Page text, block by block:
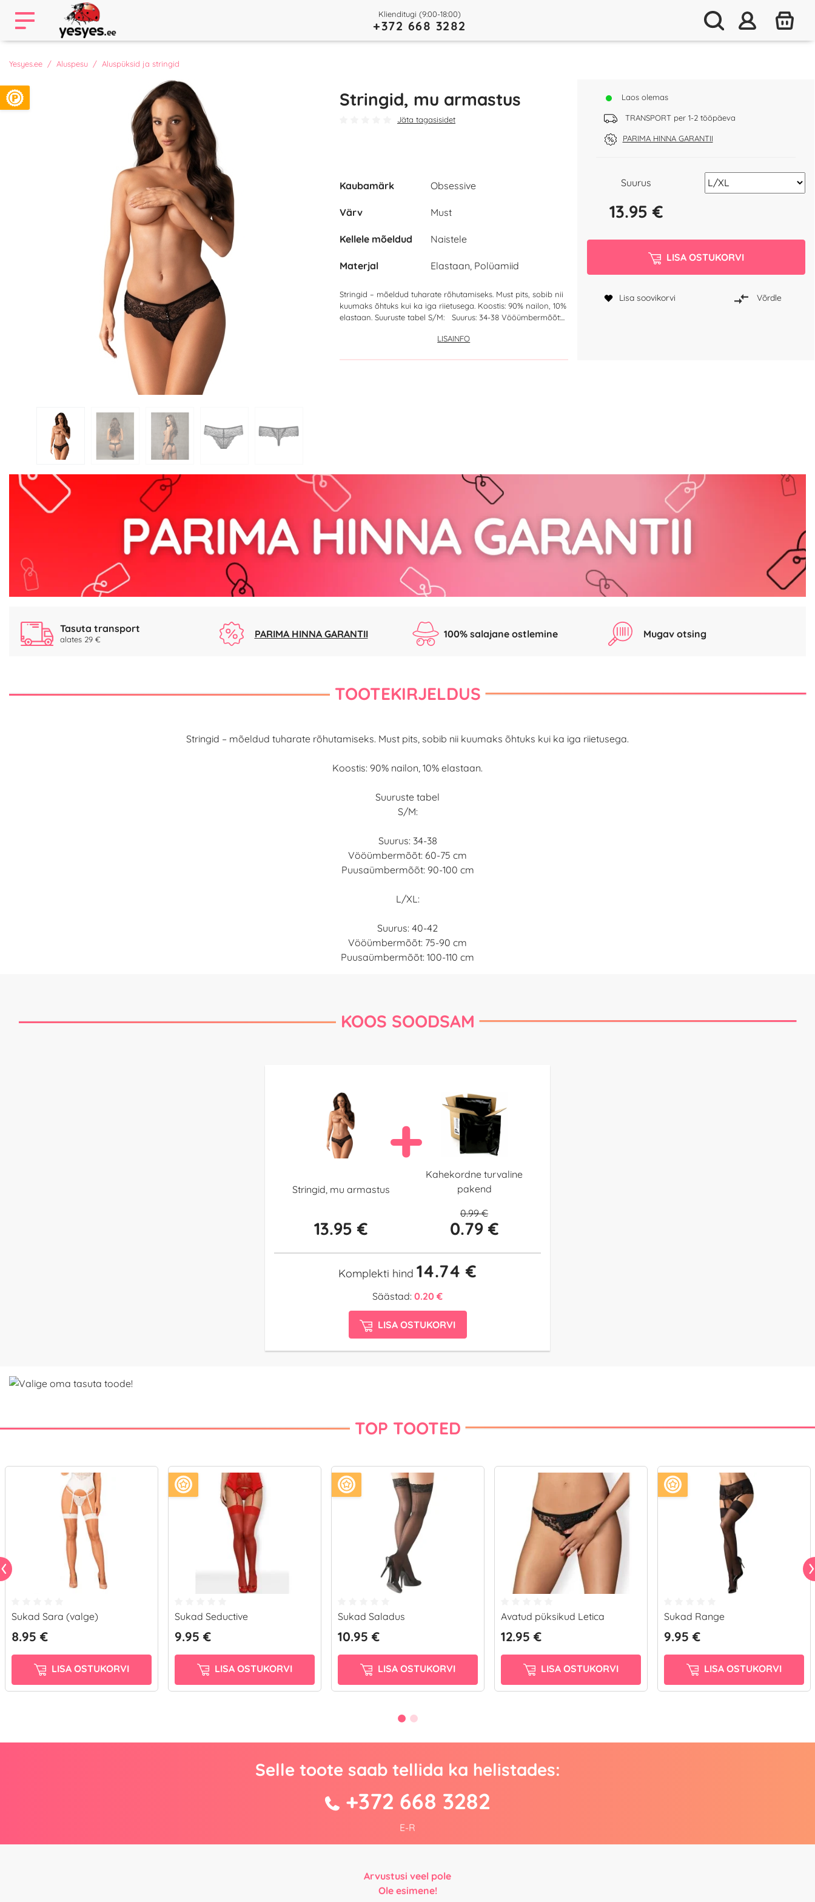
Klienditugi (9:00-18:00)
+372 668 3282
Yesyes.ee Aluspesu Aluspüksid ja stringid
Stringid, mu armastus
Jäta tagasisidet
Laos olemas
TRANSPORT per 1-2 tööpäeva
PARIMA HINNA GARANTII
Kaubamärk Obsessive
Värv Must
Kellele mõeldud Naistele
Materjal Elastaan, Polüamiid
Stringid – mõeldud tuharate rõhutamiseks. Must pits, sobib nii
kuumaks õhtuks kui ka iga riietusega. Koostis: 90% nailon, 10%
elastaan. Suuruste tabel S/M: Suurus: 34-38 Vööümbermõõt:...
LISAINFO
Suurus
13.95 €
LISA OSTUKORVI
Lisa soovikorvi Võrdle
Tasuta transport
alates 29 € PARIMA HINNA GARANTII 100% salajane ostlemine Mugav otsing
TOOTEKIRJELDUS
Stringid – mõeldud tuharate rõhutamiseks. Must pits, sobib nii kuumaks õhtuks kui ka iga riietusega.
Koostis: 90% nailon, 10% elastaan.
Suuruste tabel
S/M:
Suurus: 34-38
Vööümbermõõt: 60-75 cm
Puusaümbermõõt: 90-100 cm
L/XL:
Suurus: 40-42
Vööümbermõõt: 75-90 cm
Puusaümbermõõt: 100-110 cm
KOOS SOODSAM
Stringid, mu armastus
13.95 €
Kahekordne turvaline
pakend
0.99 €
0.79 €
Komplekti hind 14.74 €
Säästad: 0.20 €
LISA OSTUKORVI
TOP TOOTED
Sukad Sara (valge)
8.95 €
LISA OSTUKORVI
Sukad Seductive
9.95 €
LISA OSTUKORVI
Sukad Saladus
10.95 €
LISA OSTUKORVI
Avatud püksikud Letica
12.95 €
LISA OSTUKORVI
Sukad Range
9.95 €
LISA OSTUKORVI
Selle toote saab tellida ka helistades:
+372 668 3282
E-R
Arvustusi veel pole
Ole esimene!